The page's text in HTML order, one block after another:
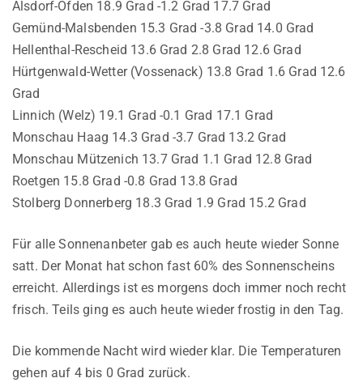
Alsdorf-Ofden 18.9 Grad -1.2 Grad 17.7 Grad
Gemünd-Malsbenden 15.3 Grad -3.8 Grad 14.0 Grad
Hellenthal-Rescheid 13.6 Grad 2.8 Grad 12.6 Grad
Hürtgenwald-Wetter (Vossenack) 13.8 Grad 1.6 Grad 12.6
Grad
Linnich (Welz) 19.1 Grad -0.1 Grad 17.1 Grad
Monschau Haag 14.3 Grad -3.7 Grad 13.2 Grad
Monschau Mützenich 13.7 Grad 1.1 Grad 12.8 Grad
Roetgen 15.8 Grad -0.8 Grad 13.8 Grad
Stolberg Donnerberg 18.3 Grad 1.9 Grad 15.2 Grad
Für alle Sonnenanbeter gab es auch heute wieder Sonne
satt. Der Monat hat schon fast 60% des Sonnenscheins
erreicht. Allerdings ist es morgens doch immer noch recht
frisch. Teils ging es auch heute wieder frostig in den Tag.
Die kommende Nacht wird wieder klar. Die Temperaturen
gehen auf 4 bis 0 Grad zurück.